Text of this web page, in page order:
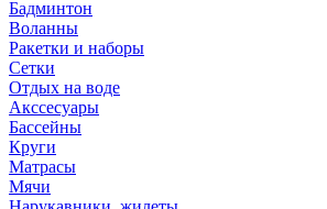
Бадминтон
Воланны
Ракетки и наборы
Сетки
Отдых на воде
Акссесуары
Бассейны
Круги
Матрасы
Мячи